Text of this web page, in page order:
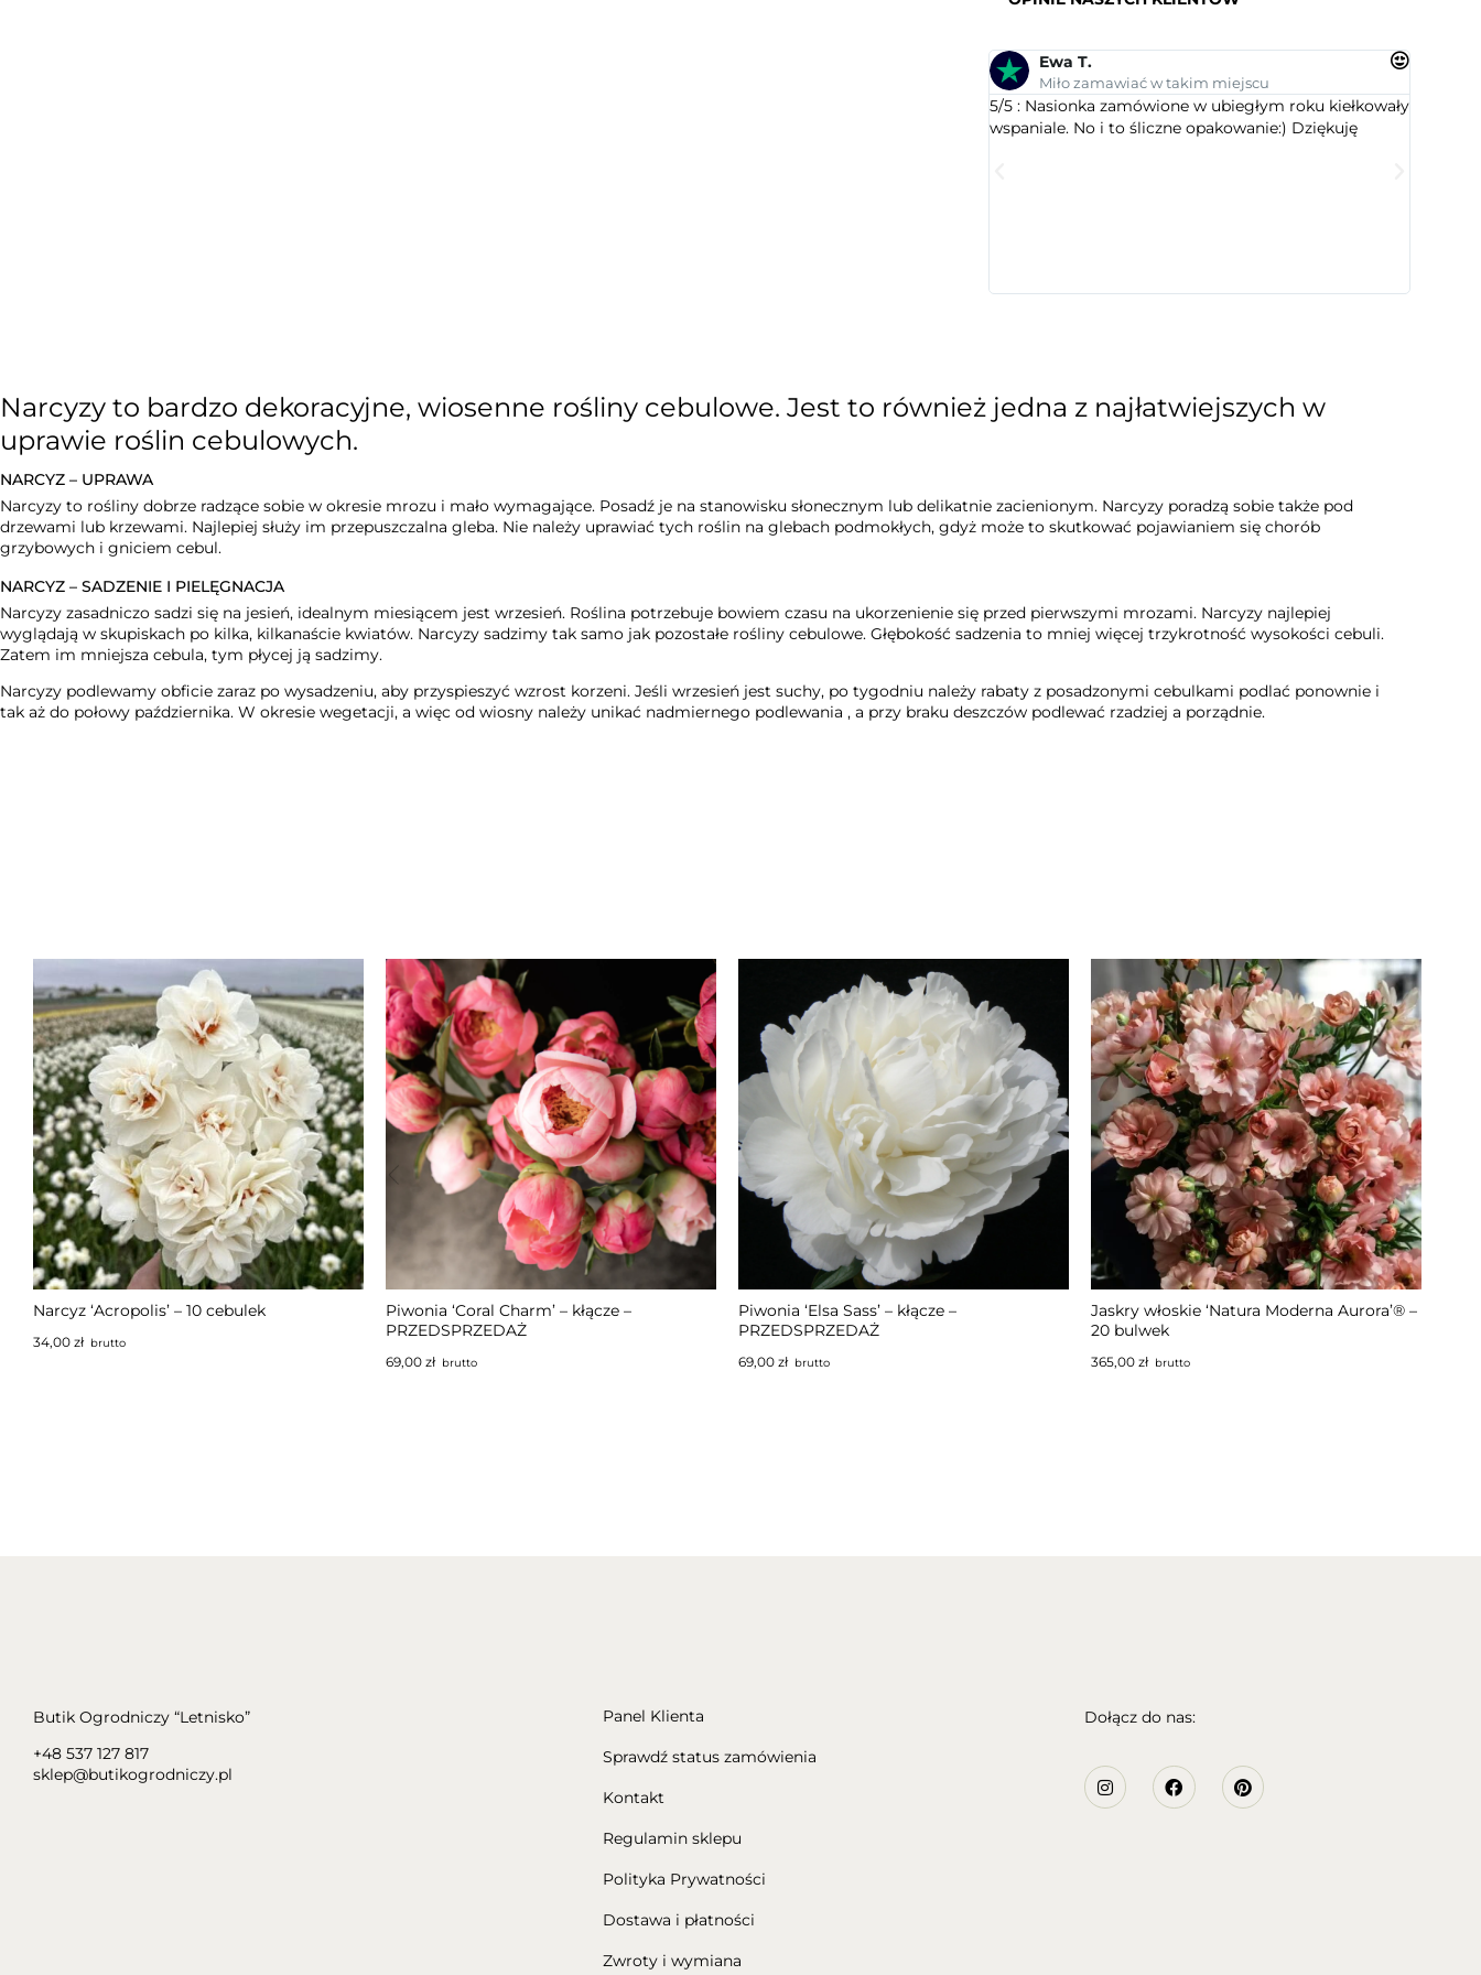
Ewa T.
Miło zamawiać w takim miejscu
5/5 : Nasionka zamówione w ubiegłym roku kiełkowały
wspaniale. No i to śliczne opakowanie:) Dziękuję
Narcyzy to bardzo dekoracyjne, wiosenne rośliny cebulowe. Jest to również jedna z najłatwiejszych w
uprawie roślin cebulowych.
NARCYZ – UPRAWA
Narcyzy to rośliny dobrze radzące sobie w okresie mrozu i mało wymagające. Posadź je na stanowisku słonecznym lub delikatnie zacienionym. Narcyzy poradzą sobie także pod
drzewami lub krzewami. Najlepiej służy im przepuszczalna gleba. Nie należy uprawiać tych roślin na glebach podmokłych, gdyż może to skutkować pojawianiem się chorób
grzybowych i gniciem cebul.
NARCYZ – SADZENIE I PIELĘGNACJA
Narcyzy zasadniczo sadzi się na jesień, idealnym miesiącem jest wrzesień. Roślina potrzebuje bowiem czasu na ukorzenienie się przed pierwszymi mrozami. Narcyzy najlepiej
wyglądają w skupiskach po kilka, kilkanaście kwiatów. Narcyzy sadzimy tak samo jak pozostałe rośliny cebulowe. Głębokość sadzenia to mniej więcej trzykrotność wysokości cebuli.
Zatem im mniejsza cebula, tym płycej ją sadzimy.
Narcyzy podlewamy obficie zaraz po wysadzeniu, aby przyspieszyć wzrost korzeni. Jeśli wrzesień jest suchy, po tygodniu należy rabaty z posadzonymi cebulkami podlać ponownie i
tak aż do połowy października. W okresie wegetacji, a więc od wiosny należy unikać nadmiernego podlewania , a przy braku deszczów podlewać rzadziej a porządnie.
NIEDOSTĘPNY
Narcyz ‘Acropolis’ – 10 cebulek
34,00 złbrutto
NIEDOSTĘPNY
Piwonia ‘Coral Charm’ – kłącze –
PRZEDSPRZEDAŻ
69,00 złbrutto
Piwonia ‘Elsa Sass’ – kłącze –
PRZEDSPRZEDAŻ
69,00 złbrutto
Jaskry włoskie ‘Natura Moderna Aurora’® –
20 bulwek
365,00 złbrutto
Butik Ogrodniczy “Letnisko”
+48 537 127 817
sklep@butikogrodniczy.pl
Panel Klienta
Sprawdź status zamówienia
Kontakt
Regulamin sklepu
Polityka Prywatności
Dostawa i płatności
Zwroty i wymiana
Dołącz do nas: